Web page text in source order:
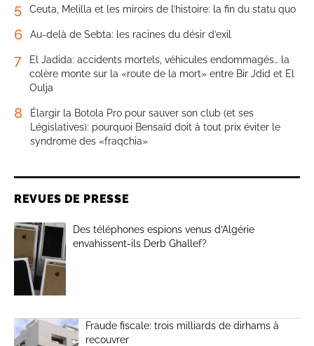
5 Ceuta, Melilla et les miroirs de l’histoire: la fin du statu quo
6 Au-delà de Sebta: les racines du désir d’exil
7
El Jadida: accidents mortels, véhicules endommagés… la
colère monte sur la «route de la mort» entre Bir Jdid et El
Oulja
8
Élargir la Botola Pro pour sauver son club (et ses
Législatives): pourquoi Bensaïd doit à tout prix éviter le
syndrome des «fraqchia»
REVUES DE PRESSE
Des téléphones espions venus d’Algérie
envahissent-ils Derb Ghallef?
Fraude fiscale: trois milliards de dirhams à
recouvrer